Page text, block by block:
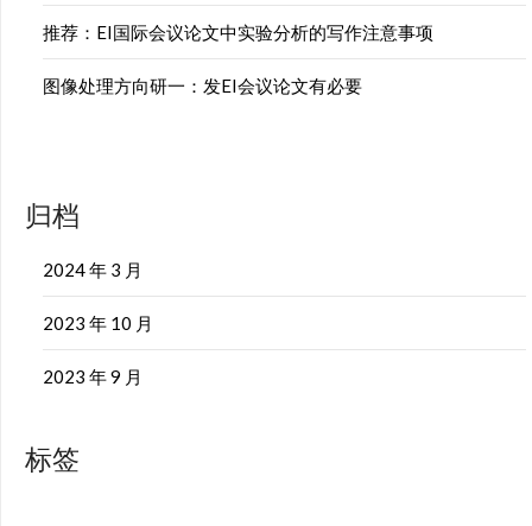
推荐：EI国际会议论文中实验分析的写作注意事项
图像处理方向研一：发EI会议论文有必要
归档
2024 年 3 月
2023 年 10 月
2023 年 9 月
标签